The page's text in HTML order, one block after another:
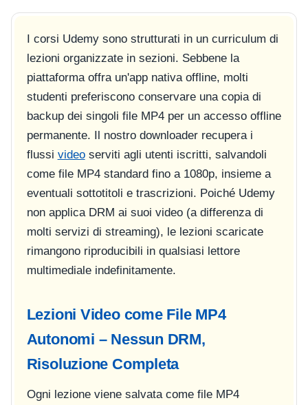
I corsi Udemy sono strutturati in un curriculum di
lezioni organizzate in sezioni. Sebbene la
piattaforma offra un'app nativa offline, molti
studenti preferiscono conservare una copia di
backup dei singoli file MP4 per un accesso offline
permanente. Il nostro downloader recupera i
flussi videoserviti agli utenti iscritti, salvandoli
come file MP4 standard fino a 1080p, insieme a
eventuali sottotitoli e trascrizioni. Poiché Udemy
non applica DRM ai suoi video (a differenza di
molti servizi di streaming), le lezioni scaricate
rimangono riproducibili in qualsiasi lettore
multimediale indefinitamente.
Lezioni Video come File MP4
Autonomi – Nessun DRM,
Risoluzione Completa
Ogni lezione viene salvata come file MP4